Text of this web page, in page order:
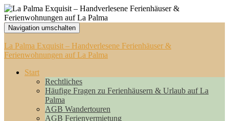
Navigation umschalten
La Palma Exquisit – Handverlesene Ferienhäuser &
Ferienwohnungen auf La Palma
Start
Rechtliches
Häufige Fragen zu Ferienhäusern & Urlaub auf La
Palma
AGB Wandertouren
AGB Ferienvermietung